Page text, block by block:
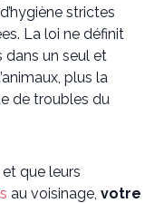
strictes
La loi ne définit
dans un seul et
plus la
de troubles du
que leurs
au voisinage, votre